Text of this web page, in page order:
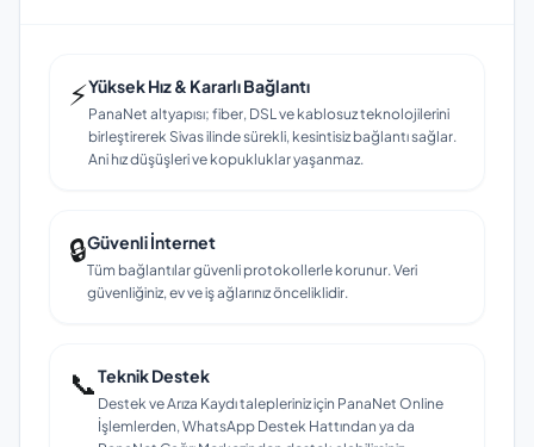
⚡Yüksek Hız & Kararlı Bağlantı
PanaNet altyapısı; fiber, DSL ve kablosuz teknolojilerini
birleştirerek Sivas ilinde sürekli, kesintisiz bağlantı sağlar.
Ani hız düşüşleri ve kopukluklar yaşanmaz.
🔒Güvenli İnternet
Tüm bağlantılar güvenli protokollerle korunur. Veri
güvenliğiniz, ev ve iş ağlarınız önceliklidir.
📞Teknik Destek
Destek ve Arıza Kaydı talepleriniz için PanaNet Online
İşlemlerden, WhatsApp Destek Hattından ya da